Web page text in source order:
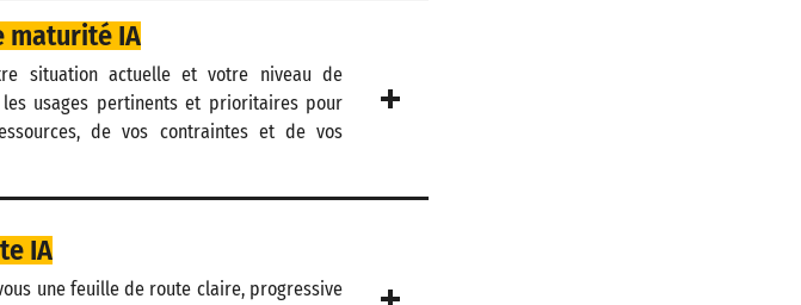
maturité IA
situation actuelle et votre niveau de
usages pertinents et prioritaires pour
de vos contraintes et de vos
IA
une feuille de route claire, progressive